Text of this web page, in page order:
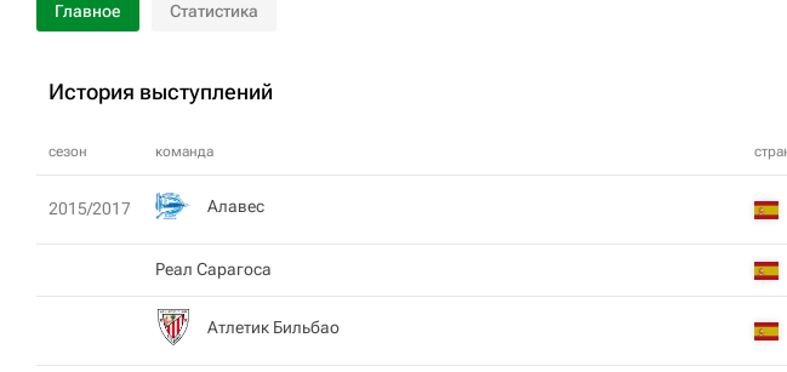
Главное Статистика
История выступлений
сезон команда
2015/2017 Алавес
Реал Сарагоса
Атлетик Бильбао